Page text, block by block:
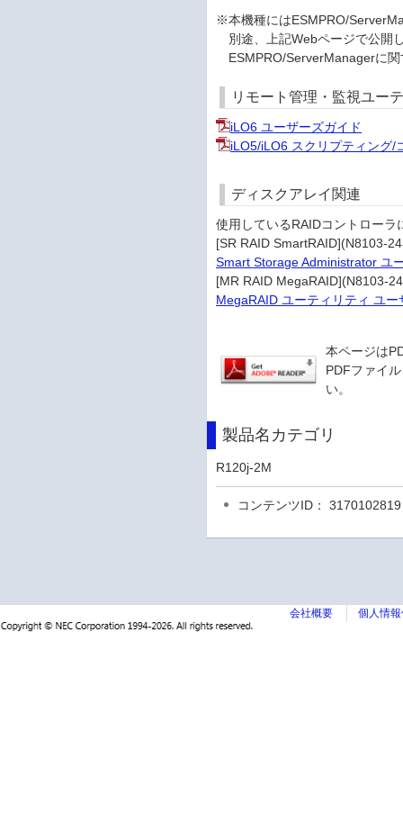
※本機種にはESMPRO/
別途、上記Webページで公開
ESMPRO/ServerManagerに関
リモート管理・監視ユー
iLO6 ユーザーズガイド
iLO5/iLO6 スクリプティング/
ディスクアレイ関連
使用しているRAIDコントロー
[SR RAID SmartRAID](N8103-
Smart Storage Administrator ユ
[MR RAID MegaRAID](N8103-
MegaRAID ユーティリティ ユー
本ページは
PDFファイ
い。
製品名カテゴリ
R120j-2M
コンテンツID： 3170102819
会社概要 個人情